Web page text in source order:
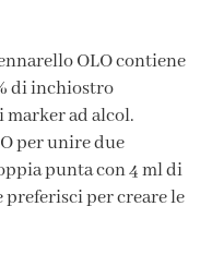
OLO contiene
di inchiostro
ad alcol.
per unire due
punta con 4 ml di
per creare le